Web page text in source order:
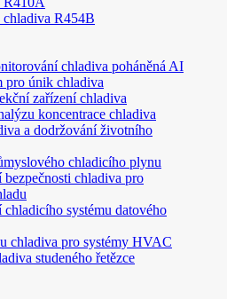
chladiva R454B
chladiva poháněná AI
pro únik chladiva
zařízení chladiva
koncentrace chladiva
a dodržování životního
chladicího plynu
chladiva pro
systému datového
chladiva pro systémy HVAC
studeného řetězce